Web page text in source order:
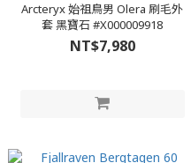
Arcteryx 始祖鳥男 Olera 刷毛外
套 黑寶石 #X000009918
NT$7,980